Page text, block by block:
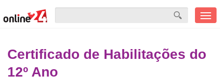
Certificado de Habilitações do
12º Ano